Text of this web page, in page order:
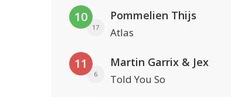
10
17
Pommelien Thijs
Atlas
11
6
Martin Garrix & Jex
Told You So